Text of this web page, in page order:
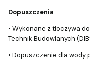
Dopuszczenia
• Wykonane z tłoczywa
Technik Budowlanych
• Dopuszczenie dla